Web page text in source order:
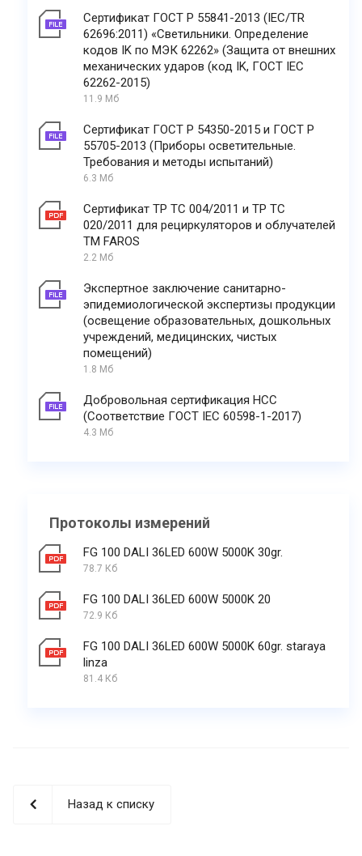
Сертификат ГОСТ Р 55841-2013 (IEC/TR
62696:2011) «Светильники. Определение
кодов IK по МЭК 62262» (Защита от внешних
механических ударов (код IK, ГОСТ IEC
62262-2015)
11.9 Мб
Сертификат ГОСТ Р 54350-2015 и ГОСТ Р
55705-2013 (Приборы осветительные.
Требования и методы испытаний)
6.3 Мб
Сертификат ТР ТС 004/2011 и ТР ТС
020/2011 для рециркуляторов и облучателей
ТМ FAROS
2.2 Мб
Экспертное заключение санитарно-
эпидемиологической экспертизы продукции
(освещение образовательных, дошкольных
учреждений, медицинских, чистых
помещений)
1.8 Мб
Добровольная сертификация НСС
(Соответствие ГОСТ IEC 60598-1-2017)
4.3 Мб
Протоколы измерений
FG 100 DALI 36LED 600W 5000K 30gr.
78.7 Кб
FG 100 DALI 36LED 600W 5000K 20
72.9 Кб
FG 100 DALI 36LED 600W 5000K 60gr. staraya
linza
81.4 Кб
Назад к списку